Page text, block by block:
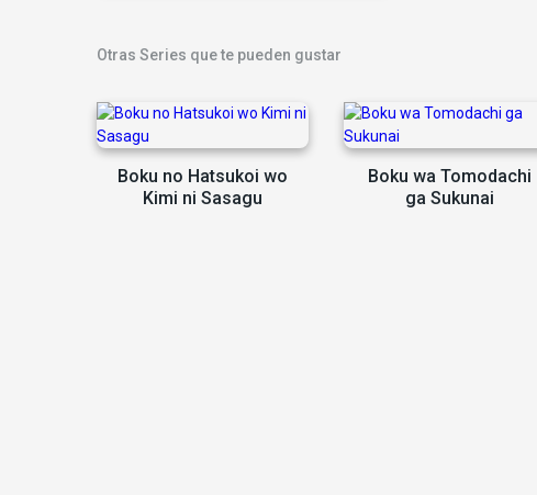
Otras Series que te pueden gustar
Boku no Hatsukoi wo
Kimi ni Sasagu
Boku wa Tomodachi
ga Sukunai